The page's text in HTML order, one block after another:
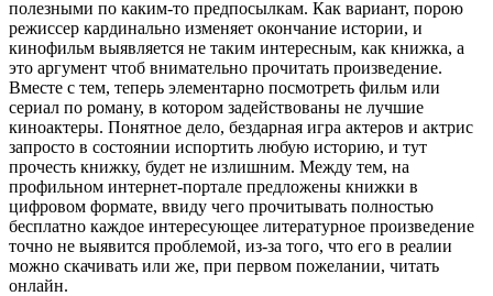
полезными по каким-то предпосылкам. Как вариант, порою
режиссер кардинально изменяет окончание истории, и
кинофильм выявляется не таким интересным, как книжка, а
это аргумент чтоб внимательно прочитать произведение.
Вместе с тем, теперь элементарно посмотреть фильм или
сериал по роману, в котором задействованы не лучшие
киноактеры. Понятное дело, бездарная игра актеров и актрис
запросто в состоянии испортить любую историю, и тут
прочесть книжку, будет не излишним. Между тем, на
профильном интернет-портале предложены книжки в
цифровом формате, ввиду чего прочитывать полностью
бесплатно каждое интересующее литературное произведение
точно не выявится проблемой, из-за того, что его в реалии
можно скачивать или же, при первом пожелании, читать
онлайн.